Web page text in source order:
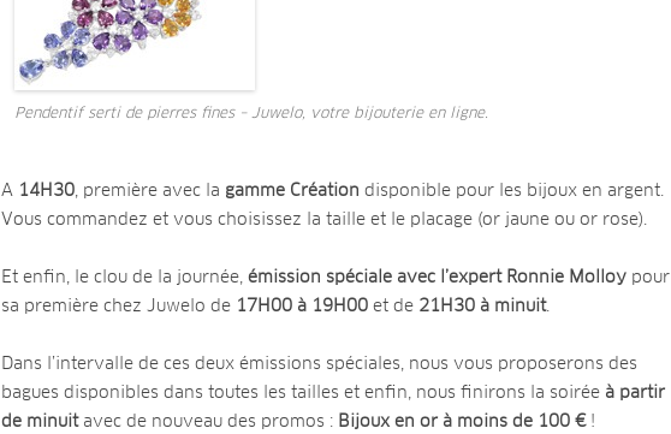
Pendentif serti de pierres fines – Juwelo, votre bijouterie en ligne.
A 14H30 , première avec la gamme Création disponible pour les bijoux en argent.
Vous commandez et vous choisissez la taille et le placage (or jaune ou or rose).
Et enfin, le clou de la journée, émission spéciale avec l’expert Ronnie Molloy pour
sa première chez Juwelo de 17H00 à 19H00 et de 21H30 à minuit.
Dans l’intervalle de ces deux émissions spéciales, nous vous proposerons des
bagues disponibles dans toutes les tailles et enfin, nous finirons la soirée à partir
de minuitavec de nouveau des promos : Bijoux en or à moins de 100 € !